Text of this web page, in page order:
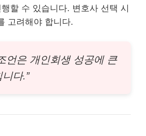
할 수 있습니다. 변호사 선택 시
고려해야 합니다.
언은 개인회생 성공에 큰
다.”